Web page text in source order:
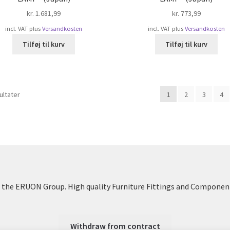
kr. 1.681,99
incl. VAT plusVersandkosten
Tilføj til kurv
kr. 773,99
incl. VAT plus Versandkosten
Tilføj til kurv
Sorteret
1 2 3 4
ERUON Group. High quality Furniture Fittings and
Withdraw from contract